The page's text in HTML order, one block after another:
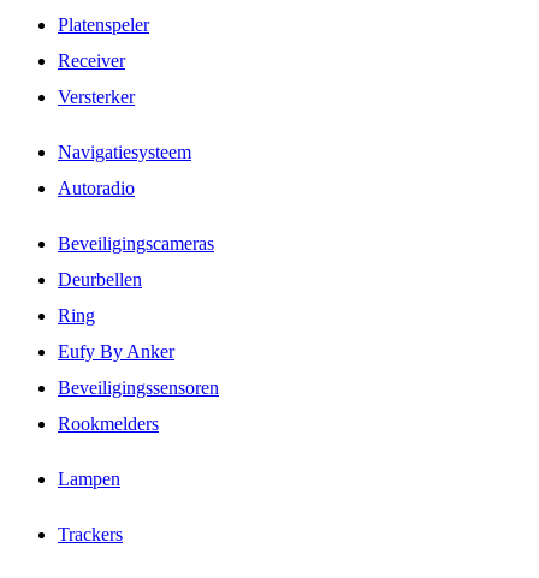
Platenspeler
Receiver
Versterker
Navigatiesysteem
Autoradio
Beveiligingscameras
Deurbellen
Ring
Eufy By Anker
Beveiligingssensoren
Rookmelders
Lampen
Trackers